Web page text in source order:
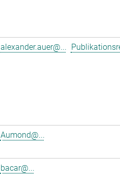
alexander.auer@...
Aumond@...
bacar@...